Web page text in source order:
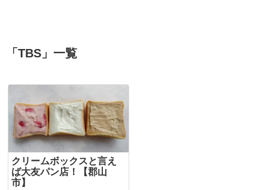
「 TBS 」 一覧
クリームボックスと言え
ば大友パン店！【郡山
市】